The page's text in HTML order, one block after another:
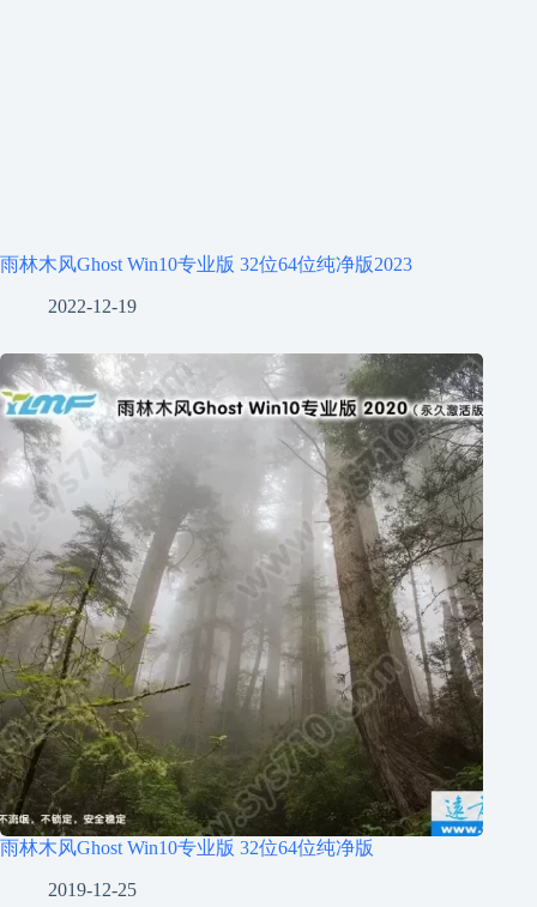
雨林木风Ghost Win10专业版 32位64位纯净版2023
2022-12-19
雨林木风Ghost Win10专业版 32位64位纯净版
2019-12-25